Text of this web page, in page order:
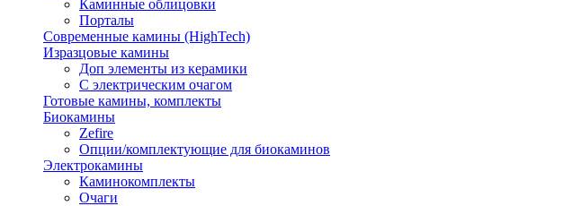
Каминные облицовки
Порталы
Современные камины (HighTech)
Изразцовые камины
Доп элементы из керамики
С электрическим очагом
Готовые камины, комплекты
Биокамины
Zefire
Опции/комплектующие для биокаминов
Электрокамины
Каминокомплекты
Очаги